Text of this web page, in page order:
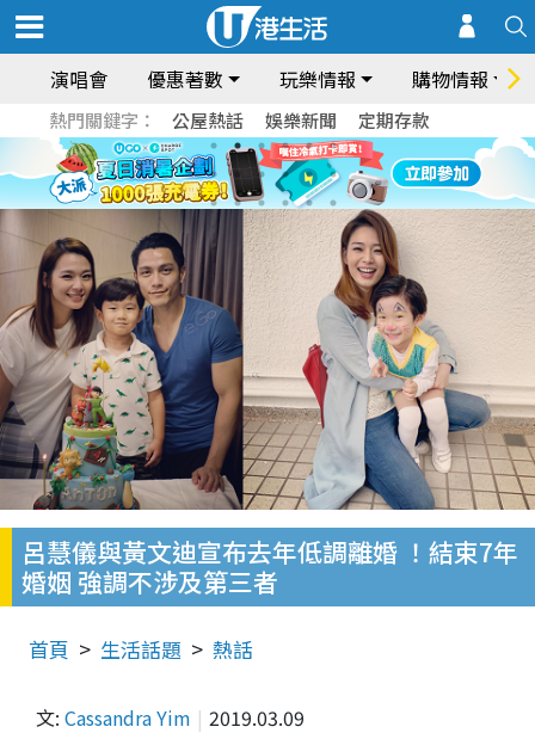
演唱會 優惠著數 玩樂情報 購物情報
熱門關鍵字： 公屋熱話 娛樂新聞 定期存款
呂慧儀與黃文迪宣布去年低調離婚 ！結束7年
婚姻 強調不涉及第三者
首頁 生活話題 熱話
文: Cassandra Yim 2019.03.09